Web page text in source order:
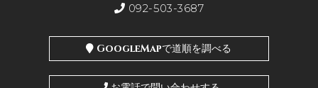
092-503-3687
GoogleMapで道順を調べる